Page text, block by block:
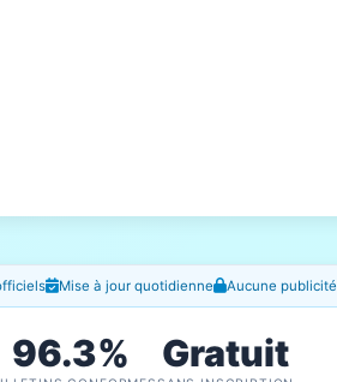
Mise à jour quotidienne Aucune publicité
96.3% Gratuit